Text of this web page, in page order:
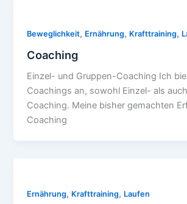
Beweglichkeit, Ernährung, Krafttraining,
Coaching
Einzel- und Gruppen-Coaching Ich
Coachings an, sowohl Einzel- als
Coaching. Meine bisher gemachten
Coaching
Ernährung, Krafttraining, Laufen